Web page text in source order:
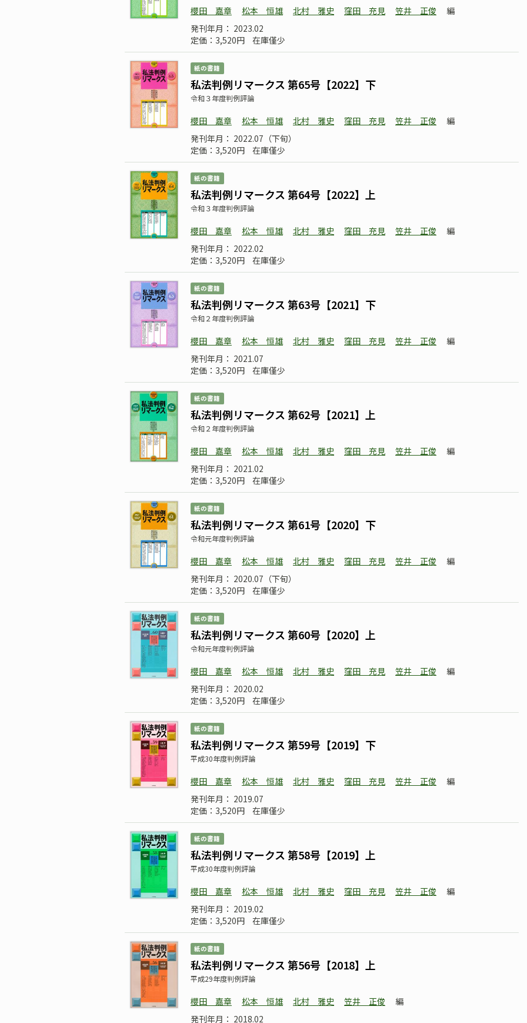
櫻田 嘉章 松本 恒雄 北村 雅史 窪田 充見 笠井 正俊
編
発刊年月： 2023.02
定価：3,520円
在庫僅少
紙の書籍
私法判例リマークス 第65号【2022】下
令和３年度判例評論
櫻田 嘉章 松本 恒雄 北村 雅史 窪田 充見 笠井 正俊
編
発刊年月： 2022.07（下旬）
定価：3,520円
在庫僅少
紙の書籍
私法判例リマークス 第64号【2022】上
令和３年度判例評論
櫻田 嘉章 松本 恒雄 北村 雅史 窪田 充見 笠井 正俊
編
発刊年月： 2022.02
定価：3,520円
在庫僅少
紙の書籍
私法判例リマークス 第63号【2021】下
令和２年度判例評論
櫻田 嘉章 松本 恒雄 北村 雅史 窪田 充見 笠井 正俊
編
発刊年月： 2021.07
定価：3,520円
在庫僅少
紙の書籍
私法判例リマークス 第62号【2021】上
令和２年度判例評論
櫻田 嘉章 松本 恒雄 北村 雅史 窪田 充見 笠井 正俊
編
発刊年月： 2021.02
定価：3,520円
在庫僅少
紙の書籍
私法判例リマークス 第61号【2020】下
令和元年度判例評論
櫻田 嘉章 松本 恒雄 北村 雅史 窪田 充見 笠井 正俊
編
発刊年月： 2020.07（下旬）
定価：3,520円
在庫僅少
紙の書籍
私法判例リマークス 第60号【2020】上
令和元年度判例評論
櫻田 嘉章 松本 恒雄 北村 雅史 窪田 充見 笠井 正俊
編
発刊年月： 2020.02
定価：3,520円
在庫僅少
紙の書籍
私法判例リマークス 第59号【2019】下
平成30年度判例評論
櫻田 嘉章 松本 恒雄 北村 雅史 窪田 充見 笠井 正俊
編
発刊年月： 2019.07
定価：3,520円
在庫僅少
紙の書籍
私法判例リマークス 第58号【2019】上
平成30年度判例評論
櫻田 嘉章 松本 恒雄 北村 雅史 窪田 充見 笠井 正俊
編
発刊年月： 2019.02
定価：3,520円
在庫僅少
紙の書籍
私法判例リマークス 第56号【2018】上
平成29年度判例評論
櫻田 嘉章 松本 恒雄 北村 雅史 笠井 正俊
編
発刊年月： 2018.02